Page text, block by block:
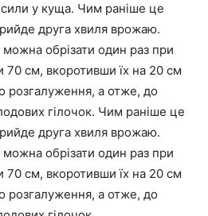
сили у куща. Чим раніше це
друга хвиля врожаю.
обрізати один раз при
70 см, вкоротивши їх на 20 см
розгалуження, а отже, до
гілочок. Чим раніше це
друга хвиля врожаю.
обрізати один раз при
70 см, вкоротивши їх на 20 см
розгалуження, а отже, до